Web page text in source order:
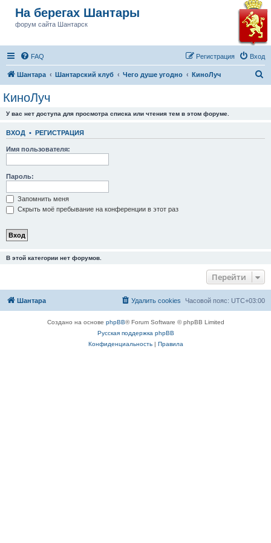
На берегах Шантары
форум сайта Шантарск
FAQ Вход
Регистрация
Шантара Шантарский клуб Чего душе угодно КиноЛуч
КиноЛуч
У вас нет доступа для просмотра списка или чтения тем в этом форуме.
ВХОД • РЕГИСТРАЦИЯ
Имя пользователя:
Пароль:
Запомнить меня
Скрыть моё пребывание на конференции в этот раз
В этой категории нет форумов.
Перейти
Шантара Часовой пояс: UTC+03:00
Удалить cookies
Создано на основе phpBB® Forum Software © phpBB Limited
Русская поддержка phpBB
Конфиденциальность| Правила